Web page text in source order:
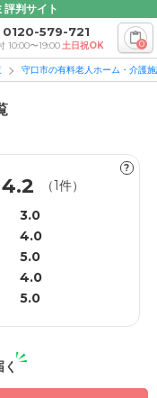
評判サイト
0120-579-721
10:00〜19:00土日祝OK 0
守口市の有料老人ホーム・介護
?
4.2 （1件）
3.0
4.0
5.0
4.0
5.0